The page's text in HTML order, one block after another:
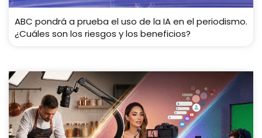
ABC pondrá a prueba el uso de la IA en el periodismo.
¿Cuáles son los riesgos y los beneficios?